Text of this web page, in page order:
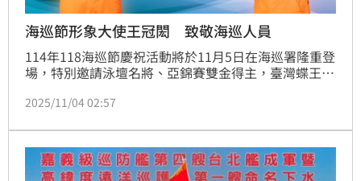
海巡節形象大使王冠閎 致敬海巡人員
114年118海巡節慶祝活動將於11月5日在海巡署隆重登
場，特別邀請泳壇名將、亞錦賽雙金得主，臺灣蝶王王
毅，展現「親海、知海、護海」的精神，呼應海巡人員
2025/11/04 02:57